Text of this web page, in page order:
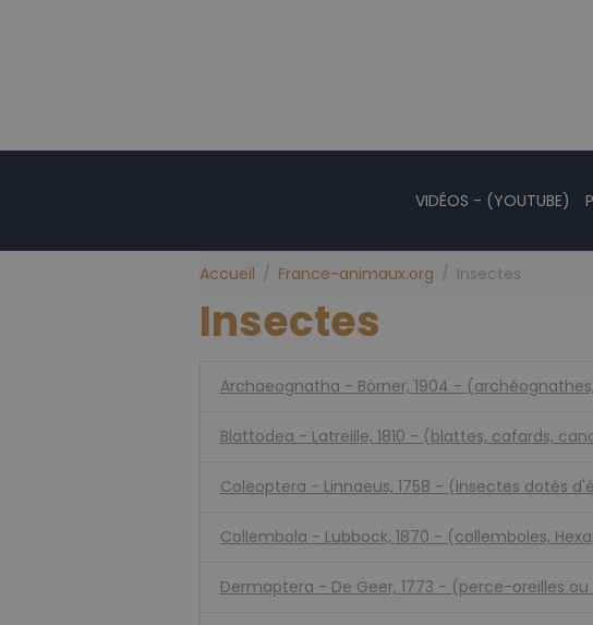
VIDÉOS - (YOUTUBE)
Accueil France-animaux.org Insectes
Insectes
Archaeognatha - Börner, 1904 -
Blattodea - Latreille, 1810 - (blattes, cafards,
Coleoptera - Linnaeus, 1758 - (insectes dotés
Collembola - Lubbock, 1870 - (collemboles,
Dermaptera - De Geer, 1773 - (perce-oreilles